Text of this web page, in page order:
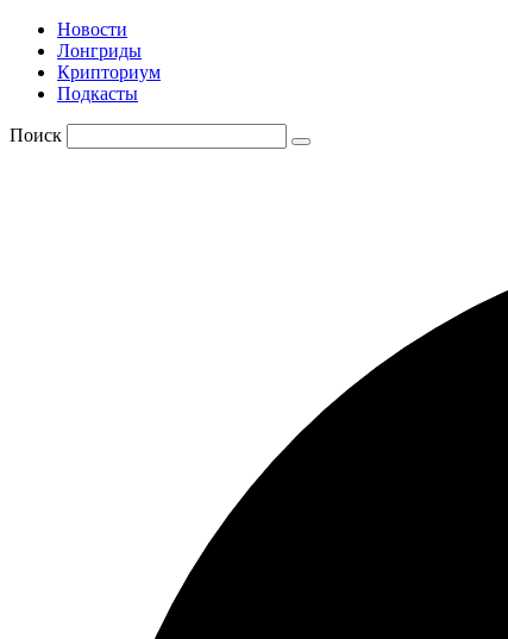
Новости
Лонгриды
Крипториум
Подкасты
Поиск